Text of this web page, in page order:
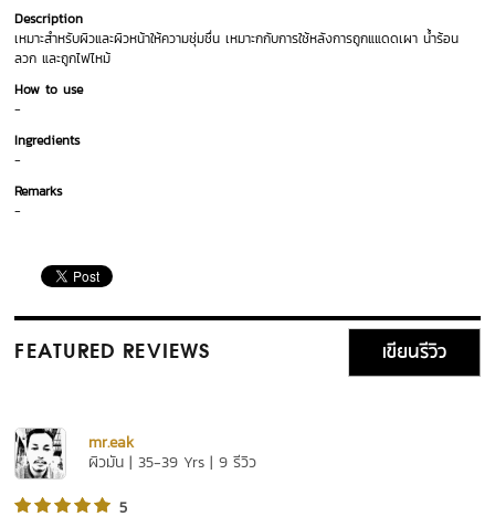
Description
เหมาะสำหรับผิวและผิวหน้าให้ความชุ่มชื่น เหมาะกกับการใช้หลังการถูกแแดดเผา น้ำร้อน
ลวก และถูกไฟไหม้
How to use
-
Ingredients
-
Remarks
-
FEATURED REVIEWS เขียนรีวิว
mr.eak
ผิวมัน | 35-39 Yrs | 9 รีวิว
5